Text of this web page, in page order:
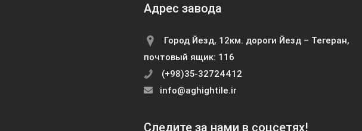
Адрес завода
Город Йезд, 12км. дороги Йезд – Тегеран,
почтовый ящик: 116
(+98)35-32724412
info@aghightile.ir
Следите за нами в соцсетях!